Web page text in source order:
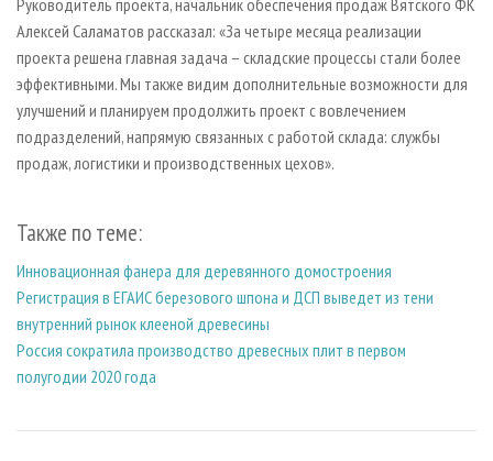
Алексей Саламатов рассказал: «За четыре месяца реализации
проекта решена главная задача – складские процессы стали более
эффективными. Мы также видим дополнительные возможности для
улучшений и планируем продолжить проект с вовлечением
подразделений, напрямую связанных с работой склада: службы
продаж, логистики и производственных цехов».
Также по теме:
Инновационная фанера для деревянного домостроения
Регистрация в ЕГАИС березового шпона и ДСП выведет из тени
внутренний рынок клееной древесины
Россия сократила производство древесных плит в первом
полугодии 2020 года